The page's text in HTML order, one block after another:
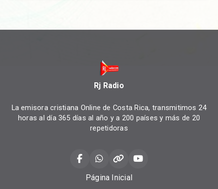
Rj Radio
La emisora cristiana Online de Costa Rica, transmitimos 24
horas al día 365 días al año y a 200 países y más de 20
repetidoras
Página Inicial